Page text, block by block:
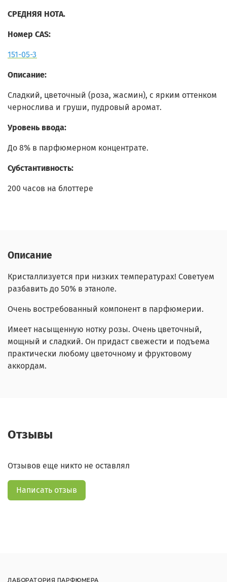
СРЕДНЯЯ НОТА.
Номер CAS:
151-05-3
Описание:
Сладкий, цветочный (роза, жасмин), с ярким оттенком
чернослива и груши, пудровый аромат.
Уровень ввода:
До 8% в парфюмерном концентрате.
Субстантивность:
200 часов на блоттере
Описание
Кристаллизуется при низких температурах! Советуем
разбавить до 50% в этаноле.
Очень востребованный компонент в парфюмерии.
Имеет насыщенную нотку розы. Очень цветочный,
мощный и сладкий. Он придаст свежести и подъема
практически любому цветочному и фруктовому
аккордам.
Отзывы
Отзывов еще никто не оставлял
Написать отзыв
ЛАБОРАТОРИЯ ПАРФЮМЕРА